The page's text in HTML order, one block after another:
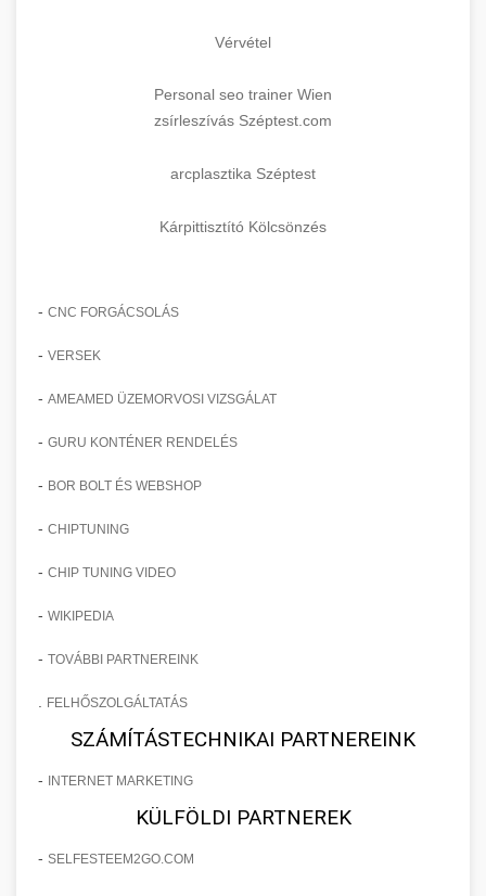
Vérvétel
Personal seo trainer Wien
zsírleszívás Széptest.com
arcplasztika Széptest
Kárpittisztító Kölcsönzés
- CNC FORGÁCSOLÁS
- VERSEK
- AMEAMED ÜZEMORVOSI VIZSGÁLAT
- GURU KONTÉNER RENDELÉS
- BOR BOLT ÉS WEBSHOP
- CHIPTUNING
- CHIP TUNING VIDEO
- WIKIPEDIA
- TOVÁBBI PARTNEREINK
FELHŐSZOLGÁLTATÁS
SZÁMÍTÁSTECHNIKAI PARTNEREINK
- INTERNET MARKETING
KÜLFÖLDI PARTNEREK
- SELFESTEEM2GO.COM